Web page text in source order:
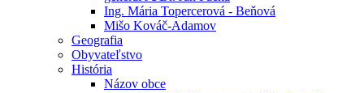
Ing. Mária Topercerová - Beňová
Mišo Kováč-Adamov
Geografia
Obyvateľstvo
História
Názov obce